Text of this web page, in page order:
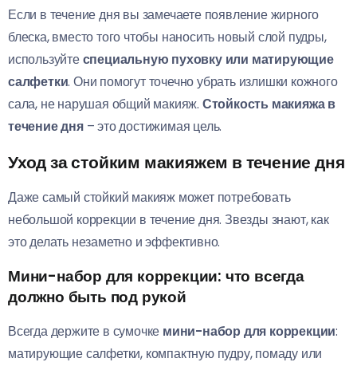
Если в течение дня вы замечаете появление жирного
блеска, вместо того чтобы наносить новый слой пудры,
используйтеспециальную пуховку или матирующие
салфетки. Они помогут точечно убрать излишки кожного
сала, не нарушая общий макияж. Стойкость макияжа в
течение дня– это достижимая цель.
Уход за стойким макияжем в течение дня
Даже самый стойкий макияж может потребовать
небольшой коррекции в течение дня. Звезды знают, как
это делать незаметно и эффективно.
Мини-набор для коррекции: что всегда
должно быть под рукой
Всегда держите в сумочке мини-набор для коррекции:
матирующие салфетки, компактную пудру, помаду или